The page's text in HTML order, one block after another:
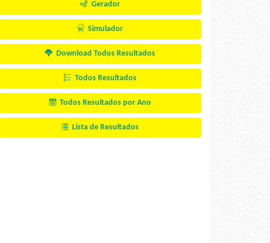
Gerador
Simulador
Download Todos Resultados
Todos Resultados
Todos Resultados por Ano
Lista de Resultados